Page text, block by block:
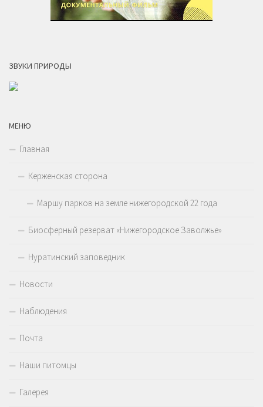
ЗВУКИ ПРИРОДЫ
МЕНЮ
Главная
Керженская сторона
Маршу парков на земле нижегородской 22 года
Биосферный резерват «Нижегородское Заволжье»
Нуратинский заповедник
Новости
Наблюдения
Почта
Наши питомцы
Галерея